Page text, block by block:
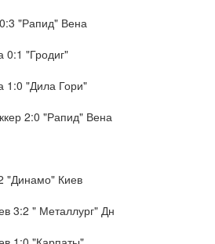
"Рапид" Вена
0:1 "Гродиг"
1:0 "Дила Гори"
2:0 "Рапид" Вена
"Динамо" Киев
3:2 " Металлург" Дн